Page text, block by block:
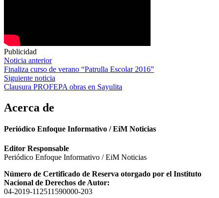
Publicidad
Navegación
de
entradas
Noticia anterior
Finaliza curso de verano “Patrulla Escolar 2016”
Siguiente noticia
Clausura PROFEPA obras en Sayulita
Acerca de
Periódico Enfoque Informativo / EiM Noticias
Editor Responsable
Periódico Enfoque Informativo / EiM Noticias
Número de Certificado de Reserva otorgado por el Instituto
Nacional de Derechos de Autor:
04-2019-112511590000-203